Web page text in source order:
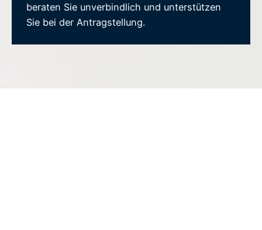
beraten Sie unverbindlich und unterstützen
Sie bei der Antragstellung.